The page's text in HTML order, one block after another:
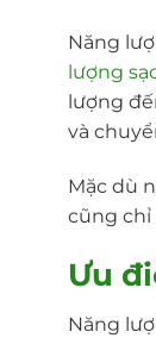
Năng
lượng
lượng
và
Mặc dù
cũng chỉ
Ưu
Năng